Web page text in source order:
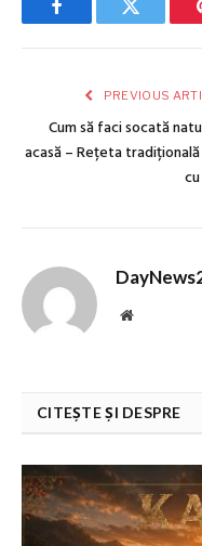
FacebookTwitter
PREVIOUS
Cum să faci socată
acasă – Rețeta tradițională
Website
CITEȘTE ȘI DESPRE